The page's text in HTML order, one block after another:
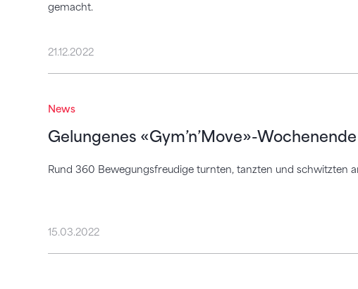
gemacht.
21.12.2022
News
Gelungenes «Gym’n’Move»-
Rund 360 Bewegungsfreudige turnten, tanzten und schwitzten
15.03.2022